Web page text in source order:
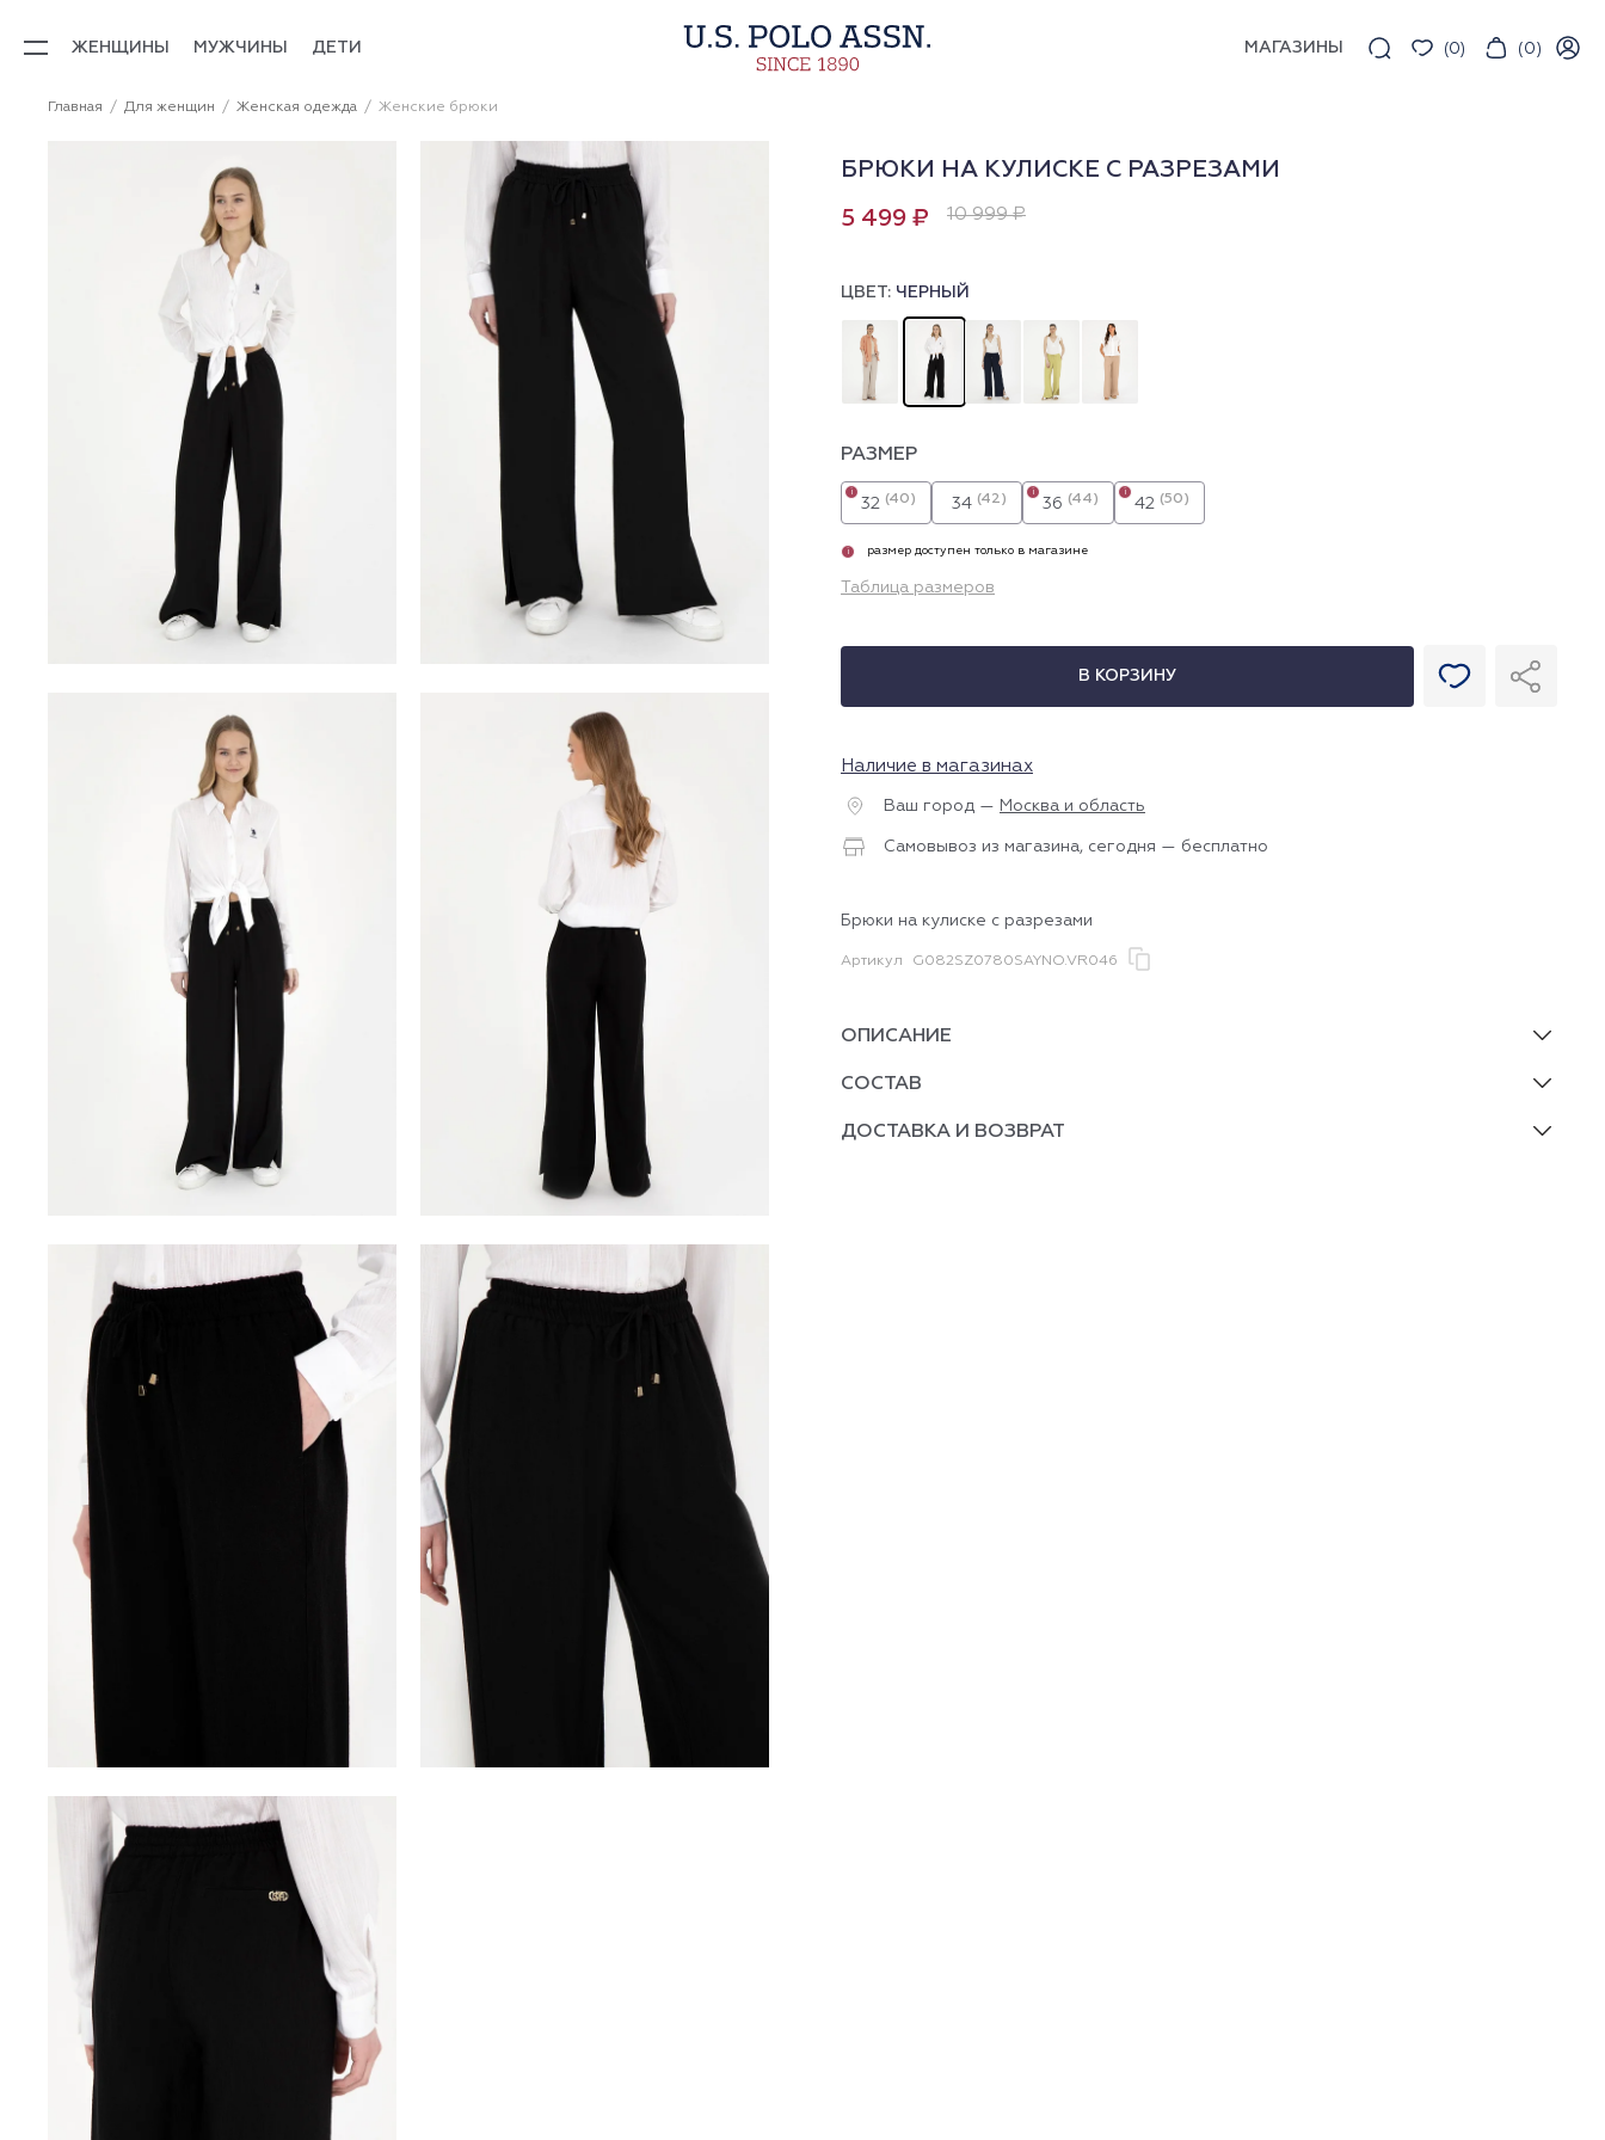
ЖЕНЩИНЫ МУЖЧИНЫ ДЕТИ МАГАЗИНЫ (0) (0)
Главная Для женщин Женская одежда Женские брюки
БРЮКИ НА КУЛИСКЕ С РАЗРЕЗАМИ
5 499 ₽ 10 999 ₽
ЦВЕТ: ЧЕРНЫЙ
РАЗМЕР
32 (40)
i
34 (42) 36 (44)
i
42 (50)
i
i размер доступен только в магазине
Таблица размеров
В КОРЗИНУ
Наличие в магазинах
Ваш город — Москва и область
Самовывоз из магазина, сегодня — бесплатно
Брюки на кулиске с разрезами
Артикул G082SZ0780SAYNO.VR046
ОПИСАНИЕ
СОСТАВ
ДОСТАВКА И ВОЗВРАТ